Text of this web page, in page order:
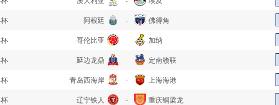
阿根廷 - 佛得角
哥伦比亚 - 加纳
延边龙鼎 - 定南赣联
青岛西海岸 - 上海海港
辽宁铁人 - 重庆铜梁龙